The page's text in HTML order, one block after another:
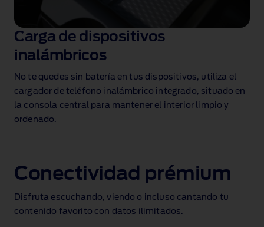
Carga de dispositivos
inalámbricos
No te quedes sin batería en tus dispositivos, utiliza el
cargador de teléfono inalámbrico integrado, situado en
la consola central para mantener el interior limpio y
ordenado.
Conectividad prémium
Disfruta escuchando, viendo o incluso cantando tu
contenido favorito con datos ilimitados.